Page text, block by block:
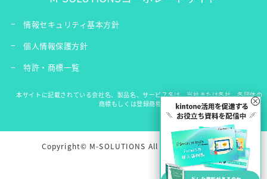
情報セキュリティ基本方針
個人情報保護方針
特許・商標一覧
本サイトに記載されている会社名、製品名、サービス名は、当社または各社、各団体の
商標もしくは登録商標です。
Copyright© M-SOLUTIONS All Rights Reserved
×